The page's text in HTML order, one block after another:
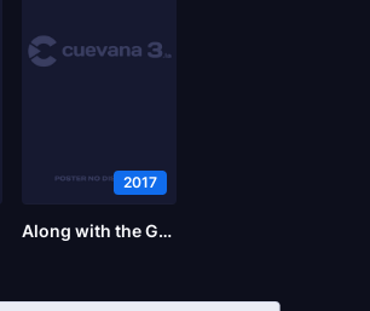
2017
Along with the Gods: Los dos mundos